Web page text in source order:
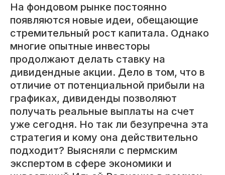
На фондовом рынке постоянно
появляются новые идеи, обещающие
стремительный рост капитала. Однако
многие опытные инвесторы
продолжают делать ставку на
дивидендные акции. Дело в том, что в
отличие от потенциальной прибыли на
графиках, дивиденды позволяют
получать реальные выплаты на счет
уже сегодня. Но так ли безупречна эта
стратегия и кому она действительно
подходит? Выясняли с пермским
экспертом в сфере экономики и